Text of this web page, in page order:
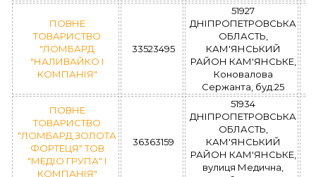
ПОВНЕ
ТОВАРИСТВО
"ЛОМБАРД
"НАЛИВАЙКО І
КОМПАНІЯ"
33523495
51927
ДНІПРОПЕТРОВСЬКА
ОБЛАСТЬ,
КАМ'ЯНСЬКИЙ
РАЙОН КАМ'ЯНСЬКЕ,
Коновалова
Сержанта, буд.25
ПОВНЕ
ТОВАРИСТВО
"ЛОМБАРД ЗОЛОТА
ФОРТЕЦЯ" ТОВ
"МЕДІО ГРУПА" І
КОМПАНІЯ"
36363159
51934
ДНІПРОПЕТРОВСЬКА
ОБЛАСТЬ,
КАМ'ЯНСЬКИЙ
РАЙОН КАМ'ЯНСЬКЕ,
вулиця Медична,